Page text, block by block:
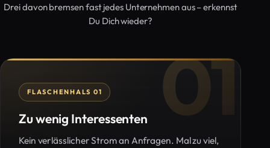
Drei davon bremsen fast jedes Unternehmen aus – erkennst
Du Dich wieder?
01
FLASCHENHALS 01
Zu wenig Interessenten
Kein verlässlicher Strom an Anfragen. Mal zu viel,